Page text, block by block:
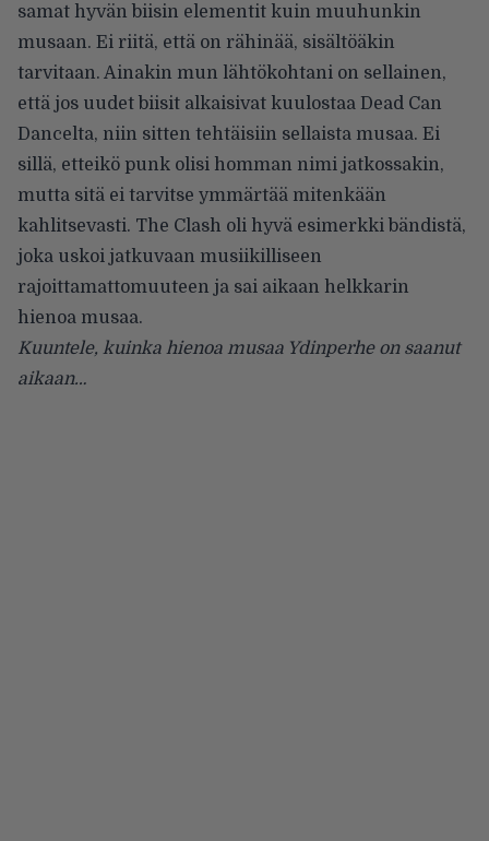
samat hyvän biisin elementit kuin muuhunkin
musaan. Ei riitä, että on rähinää, sisältöäkin
tarvitaan. Ainakin mun lähtökohtani on sellainen,
että jos uudet biisit alkaisivat kuulostaa Dead Can
Dancelta, niin sitten tehtäisiin sellaista musaa. Ei
sillä, etteikö punk olisi homman nimi jatkossakin,
mutta sitä ei tarvitse ymmärtää mitenkään
kahlitsevasti. The Clash oli hyvä esimerkki bändistä,
joka uskoi jatkuvaan musiikilliseen
rajoittamattomuuteen ja sai aikaan helkkarin
hienoa musaa.
Kuuntele, kuinka hienoa musaa Ydinperhe on saanut
aikaan…